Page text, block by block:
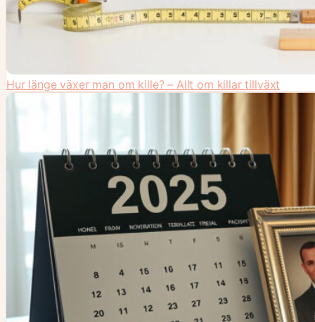
Hur länge växer man om kille? – Allt om killar tillväxt